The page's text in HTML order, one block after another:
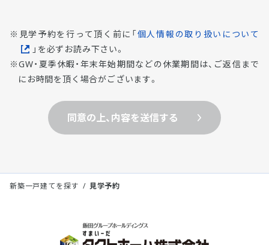
見学予約を行って頂く前に「個人情報の取り扱いについて
」を必ずお読み下さい。
GW・夏季休暇・年末年始期間などの休業期間は、ご返信まで
にお時間を頂く場合がございます。
同意の上、内容を送信する
新築一戸建てを探す 見学予約